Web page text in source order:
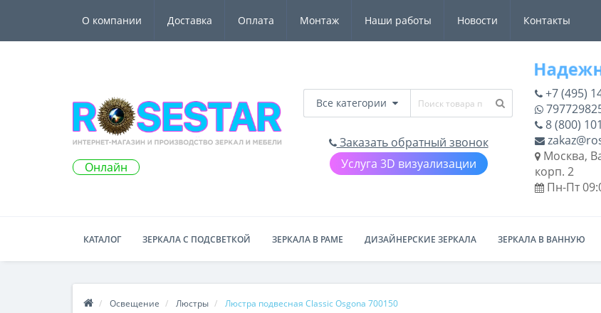
О компании Доставка Оплата Монтаж Наши работы Новости Контакты
Онлайн
Все категории
Заказать обратный звонок
Услуга 3D визуализации
+7 (495)
8 (800)
Москва,
корп. 2
Пн-Пт
КАТАЛОГ ЗЕРКАЛА С ПОДСВЕТКОЙ ЗЕРКАЛА В РАМЕ ДИЗАЙНЕРСКИЕ ЗЕРКАЛА ЗЕРКАЛА В ВАННУЮ
Освещение Люстры Люстра подвесная Classic Osgona 700150